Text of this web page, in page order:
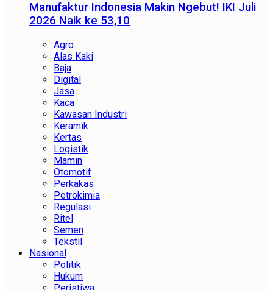
Manufaktur Indonesia Makin Ngebut! IKI Juli
2026 Naik ke 53,10
Agro
Alas Kaki
Baja
Digital
Jasa
Kaca
Kawasan Industri
Keramik
Kertas
Logistik
Mamin
Otomotif
Perkakas
Petrokimia
Regulasi
Ritel
Semen
Tekstil
Nasional
Politik
Hukum